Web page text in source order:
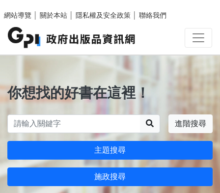
網站導覽
關於本站 隱私權及安全政策 聯絡我們
你想找的好書在這裡！
進階搜尋
主題搜尋
施政搜尋